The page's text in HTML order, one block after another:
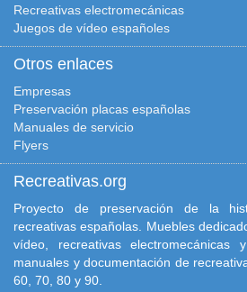
Recreativas electromecánicas
Juegos de vídeo españoles
Otros enlaces
Empresas
Preservación placas españolas
Manuales de servicio
Flyers
Recreativas.org
Proyecto de preservación de la
recreativas españolas. Muebles
vídeo, recreativas electromecánicas
manuales y documentación de
60, 70, 80 y 90.